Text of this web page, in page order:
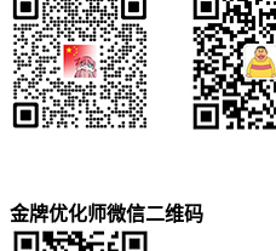
金牌优化师微信二维码